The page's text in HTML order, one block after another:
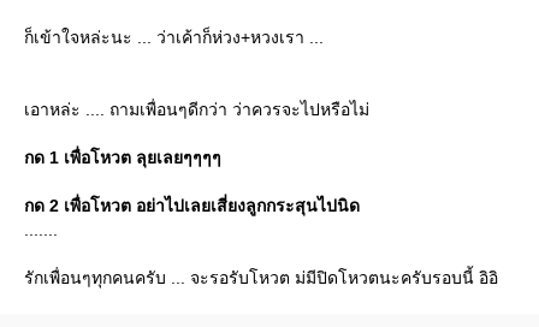
ก็เข้าใจหล่ะนะ ... ว่าเค้าก็ห่วง+หวงเรา ...
เอาหล่ะ .... ถามเพื่อนๆดีกว่า ว่าควรจะไปหรือไม่
กด 1 เพื่อโหวต ลุยเลยๆๆๆๆ
กด 2 เพื่อโหวต อย่าไปเลยเสี่ยงลูกกระสุนไปนิด
รักเพื่อนๆทุกคนครับ ... จะรอรับโหวต ม่มีปิดโหวตนะครับรอบนี้ อิอิ